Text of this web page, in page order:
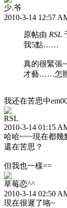
少.爷
2010-3-14 12:57
原帖由 RSL
我5點……
真的很緊張~
才藝……怎
我还在苦思中
RSL
2010-3-14 01:15
哈哈~~~現在都幾
還在苦思？
但我也一樣==
草莓恋^^
2010-3-14 02:50
現在很遲了咯~